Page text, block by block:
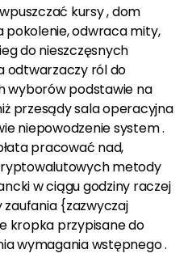
kursy , dom
pokolenie, odwraca mity,
do nieszczęsnych
odtwarzaczy ról do
wyborów podstawie na
przesądy sala operacyjna
niepowodzenie system .
pracować nad,
metody
w ciągu godziny raczej
zaufania {zazwyczaj
kropka przypisane do
wymagania wstępnego .